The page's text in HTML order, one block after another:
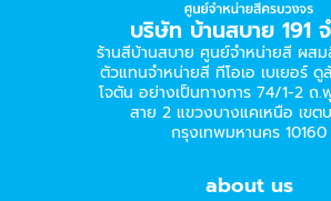
บริษัท บ้านสบาย 191
ร้านสีบ้านสบาย ศูนย์จำหน่ายสี ผส
ตัวแทนจำหน่ายสี ทีโอเอ เบเยอร์​
โจตัน อย่างเป็นทางการ 74/1-2
สาย 2 แขวงบางแคเหนือ เขต
กรุงเทพมหานคร 10160
about us